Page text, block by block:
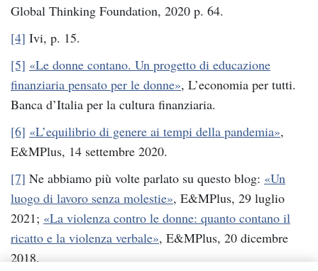
Global Thinking Foundation, 2020 p. 64.
[4] Ivi, p. 15.
[5] «Le donne contano. Un progetto di educazione
finanziaria pensato per le donne», L’economia per tutti.
Banca d’Italia per la cultura finanziaria.
[6] «L’equilibrio di genere ai tempi della pandemia»,
E&MPlus, 14 settembre 2020.
[7] Ne abbiamo più volte parlato su questo blog: «Un
luogo di lavoro senza molestie», E&MPlus, 29 luglio
2021; «La violenza contro le donne: quanto contano il
ricatto e la violenza verbale», E&MPlus, 20 dicembre
2018.